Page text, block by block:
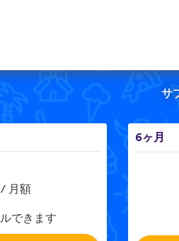
サ
/ 月額
できます
6ヶ月